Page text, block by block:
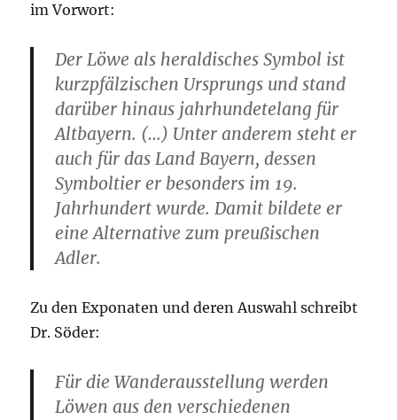
im Vorwort:
Der Löwe als heraldisches Symbol ist
kurzpfälzischen Ursprungs und stand
darüber hinaus jahrhundetelang für
Altbayern. (…) Unter anderem steht er
auch für das Land Bayern, dessen
Symboltier er besonders im 19.
Jahrhundert wurde. Damit bildete er
eine Alternative zum preußischen
Adler.
Zu den Exponaten und deren Auswahl schreibt
Dr. Söder:
Für die Wanderausstellung werden
Löwen aus den verschiedenen